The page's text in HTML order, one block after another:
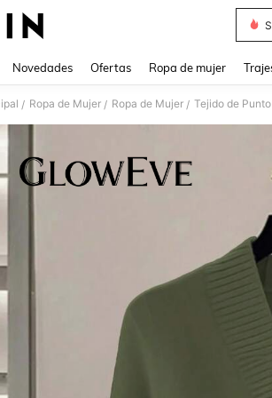
Novedades Ofertas Ropa de mujer
/ Ropa de Mujer / Ropa de Mujer / Tejido de